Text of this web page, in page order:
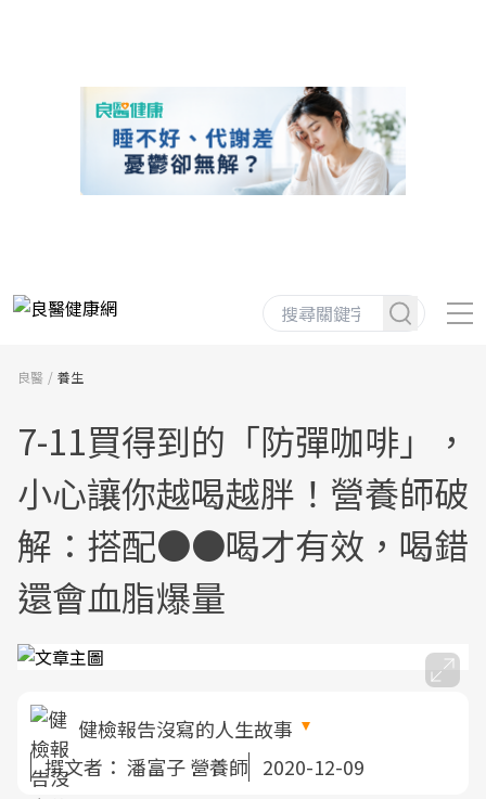
良醫 養生
7-11買得到的「防彈咖啡」，
小心讓你越喝越胖！營養師破
解：搭配●●喝才有效，喝錯
還會血脂爆量
健檢報告沒寫的人生故事
撰文者： 潘富子 營養師 2020-12-09